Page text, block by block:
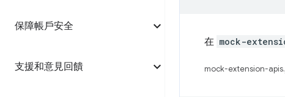
保障帳戶安全
支援和意見回饋
在 mock-
mock-extension-